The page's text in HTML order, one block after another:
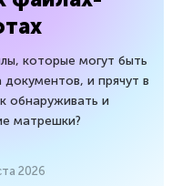
которые могут быть
и прячут в
обнаруживать и
матрешки?
2026